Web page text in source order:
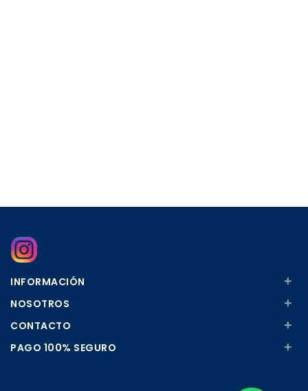
INFORMACIÓN +
NOSOTROS +
CONTACTO +
PAGO 100% SEGURO +